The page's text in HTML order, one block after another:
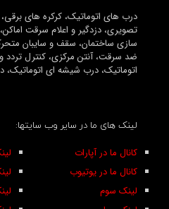
درب های اتوماتیک، کرکره های
تصویری، دزدگیر و اعلام سرقت
سازی ساختمان، سقف و سایبان
ضد سرقت، آنتن مرکزی، کنترل تردد
اتوماتیک، درب شیشه ای
لینک های ما در سایر وب سایتها:
کانال ما در آپارات
کانال ما در یوتیوب
لینک سوم